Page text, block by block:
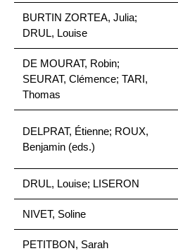
BURTIN ZORTEA, Julia;
DRUL, Louise
DE MOURAT, Robin;
SEURAT, Clémence; TARI,
Thomas
DELPRAT, Étienne; ROUX,
Benjamin (eds.)
DRUL, Louise; LISERON
NIVET, Soline
PETITBON, Sarah